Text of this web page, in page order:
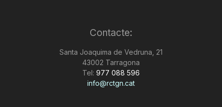
Contacte:
Santa Joaquima de Vedruna, 21
43002 Tarragona
Tel: 977 088 596
info@rctgn.cat